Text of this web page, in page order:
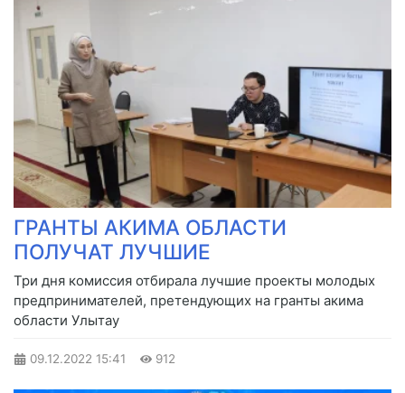
ГРАНТЫ АКИМА ОБЛАСТИ
ПОЛУЧАТ ЛУЧШИЕ
Три дня комиссия отбирала лучшие проекты молодых
предпринимателей, претендующих на гранты акима
области Улытау
09.12.2022 15:41 912